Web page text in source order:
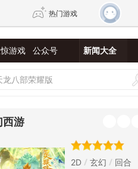
热门游戏
新仙侠5
游戏 公众号 新闻大全
西游
2D 玄幻
回合